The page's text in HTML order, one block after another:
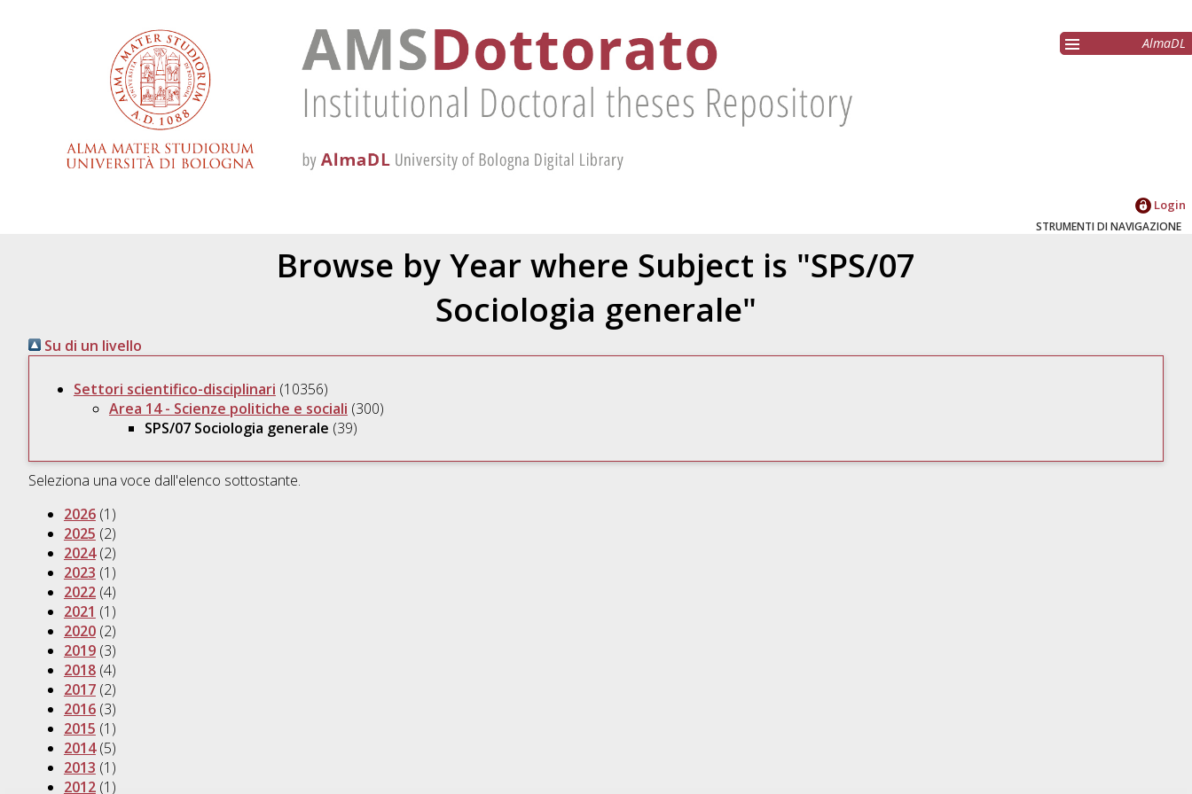
AlmaDL
Login
STRUMENTI DI NAVIGAZIONE
Browse by Year where Subject is "SPS/07
Sociologia generale"
Su di un livello
Settori scientifico-disciplinari (10356)
Area 14 - Scienze politiche e sociali (300)
SPS/07 Sociologia generale (39)
Seleziona una voce dall'elenco sottostante.
2026(1)
2025 (2)
2024(2)
2023 (1)
2022(4)
2021 (1)
2020(2)
2019(3)
2018(4)
2017(2)
2016(3)
2015 (1)
2014(5)
2013 (1)
2012(1)